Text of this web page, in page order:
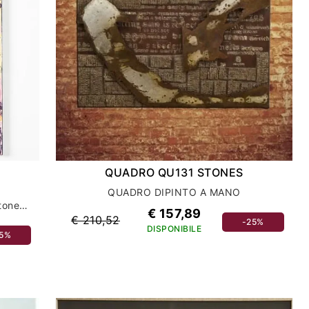
Pannello decorativo automobile club stones: accessori casa eleganti per gli amanti delle auto
QUADRO QU131 STONES
QUADRO DIPINTO A MANO
€ 210,52 € 157,89
DISPONIBILE
-25%